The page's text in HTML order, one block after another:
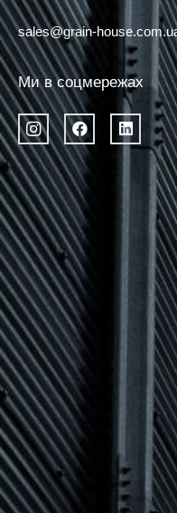
sales@grain-
Ми в соцмережах